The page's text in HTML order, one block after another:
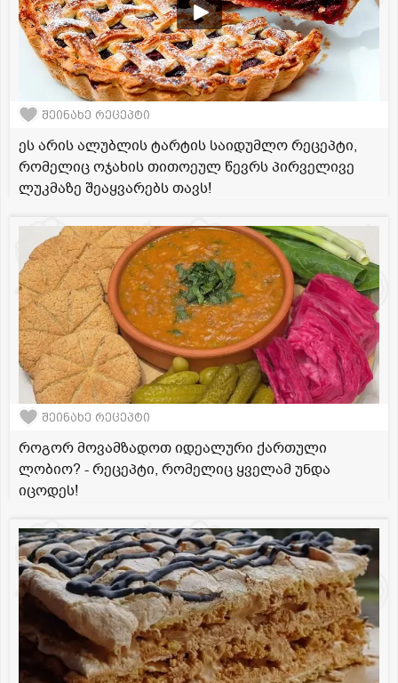
შეინახე რეცეპტი
ეს არის ალუბლის ტარტის საიდუმლო რეცეპტი,
რომელიც ოჯახის თითოეულ წევრს პირველივე
ლუკმაზე შეაყვარებს თავს!
შეინახე რეცეპტი
როგორ მოვამზადოთ იდეალური ქართული
ლობიო? - რეცეპტი, რომელიც ყველამ უნდა
იცოდეს!